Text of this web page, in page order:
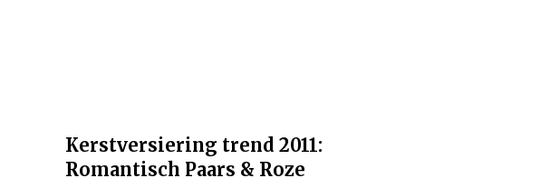
Kerstversiering trend 2011:
Romantisch Paars & Roze